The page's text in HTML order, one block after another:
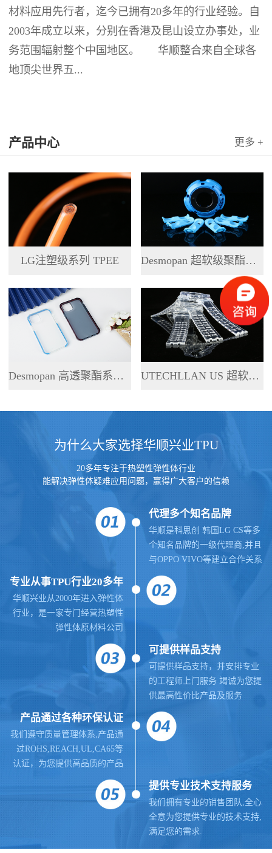
材料应用先行者，迄今已拥有20多年的行业经验。自
2003年成立以来，分别在香港及昆山设立办事处，业
务范围辐射整个中国地区。 华顺整合来自全球各
地顶尖世界五...
产品中心 更多 +
LG注塑级系列 TPEE Desmopan 超软级聚酯系列 TPU
Desmopan 高透聚酯系列 TPU UTECHLLAN US 超软级系列 TPU
为什么大家选择华顺兴业TPU
20多年专注于热塑性弹性体行业
能解决弹性体疑难应用问题，赢得广大客户的信赖
代理多个知名品牌
华顺是科思创 韩国LG CS等多
个知名品牌的一级代理商,并且
与OPPO VIVO等建立合作关系
专业从事TPU行业20多年
华顺兴业从2000年进入弹性体
行业，是一家专门经营热塑性
弹性体原材料公司
可提供样品支持
可提供样品支持，并安排专业
的工程师上门服务 竭诚为您提
供最高性价比产品及服务
产品通过各种环保认证
我们遵守质量管理体系,产品通
过ROHS,REACH,UL,CA65等
认证，为您提供高品质的产品
提供专业技术支持服务
我们拥有专业的销售团队,全心
全意为您提供专业的技术支持,
满足您的需求.